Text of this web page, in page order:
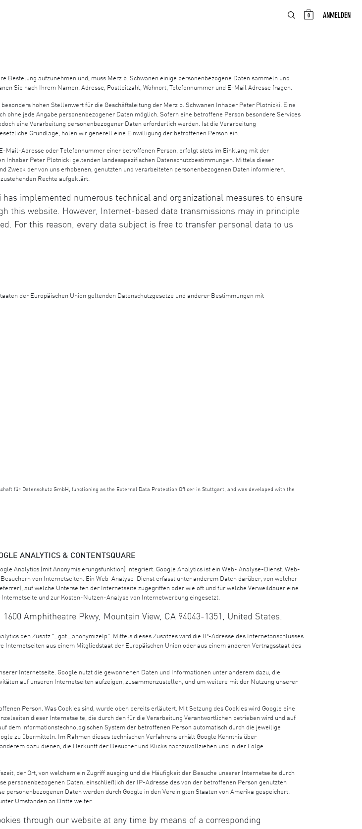
0 ANMELDEN
Bestelung aufzunehmen und, muss Merz b. Schwanen einige personenbezogene Daten sammeln und
Sie nach Ihrem Namen, Adresse, Postleitzahl, Wohnort, Telefonnummer und E-Mail Adresse fragen.
hohen Stellenwert für die Geschäftsleitung der Merz b. Schwanen Inhaber Peter Plotnicki. Eine
jede Angabe personenbezogener Daten möglich. Sofern eine betroffene Person besondere Services
eine Verarbeitung personenbezogener Daten erforderlich werden. Ist die Verarbeitung
Grundlage, holen wir generell eine Einwilligung der betroffenen Person ein.
Mail-Adresse oder Telefonnummer einer betroffenen Person, erfolgt stets im Einklang mit der
Inhaber Peter Plotnicki geltenden landesspezifischen Datenschutzbestimmungen. Mittels dieser
Zweck der von uns erhobenen, genutzten und verarbeiteten personenbezogenen Daten informieren.
Rechte aufgeklärt.
implemented numerous technical and organizational measures to ensure
this website. However, Internet-based data transmissions may in principle
For this reason, every data subject is free to transfer personal data to us
der Europäischen Union geltenden Datenschutzgesetze und anderer Bestimmungen mit
für Datenschutz GmbH, functioning as the External Data Protection Officer in Stuttgart, and was developed with the
ANALYTICS & CONTENTSQUARE
Analytics (mit Anonymisierungsfunktion) integriert. Google Analytics ist ein Web- Analyse-Dienst. Web-
von Internetseiten. Ein Web-Analyse-Dienst erfasst unter anderem Daten darüber, von welcher
auf welche Unterseiten der Internetseite zugegriffen oder wie oft und für welche Verweildauer eine
und zur Kosten-Nutzen-Analyse von Internetwerbung eingesetzt.
1600 Amphitheatre Pkwy, Mountain View, CA 94043-1351, United States.
den Zusatz "_gat._anonymizeIp". Mittels dieses Zusatzes wird die IP-Adresse des Internetanschlusses
aus einem Mitgliedstaat der Europäischen Union oder aus einem anderen Vertragsstaat des
Internetseite. Google nutzt die gewonnenen Daten und Informationen unter anderem dazu, die
auf unseren Internetseiten aufzeigen, zusammenzustellen, und um weitere mit der Nutzung unserer
Person. Was Cookies sind, wurde oben bereits erläutert. Mit Setzung des Cookies wird Google eine
dieser Internetseite, die durch den für die Verarbeitung Verantwortlichen betrieben wird und auf
informationstechnologischen System der betroffenen Person automatisch durch die jeweilige
zu übermitteln. Im Rahmen dieses technischen Verfahrens erhält Google Kenntnis über
dazu dienen, die Herkunft der Besucher und Klicks nachzuvollziehen und in der Folge
der Ort, von welchem ein Zugriff ausging und die Häufigkeit der Besuche unserer Internetseite durch
personenbezogenen Daten, einschließlich der IP-Adresse des von der betroffenen Person genutzten
personenbezogenen Daten werden durch Google in den Vereinigten Staaten von Amerika gespeichert.
Umständen an Dritte weiter.
through our website at any time by means of a corresponding